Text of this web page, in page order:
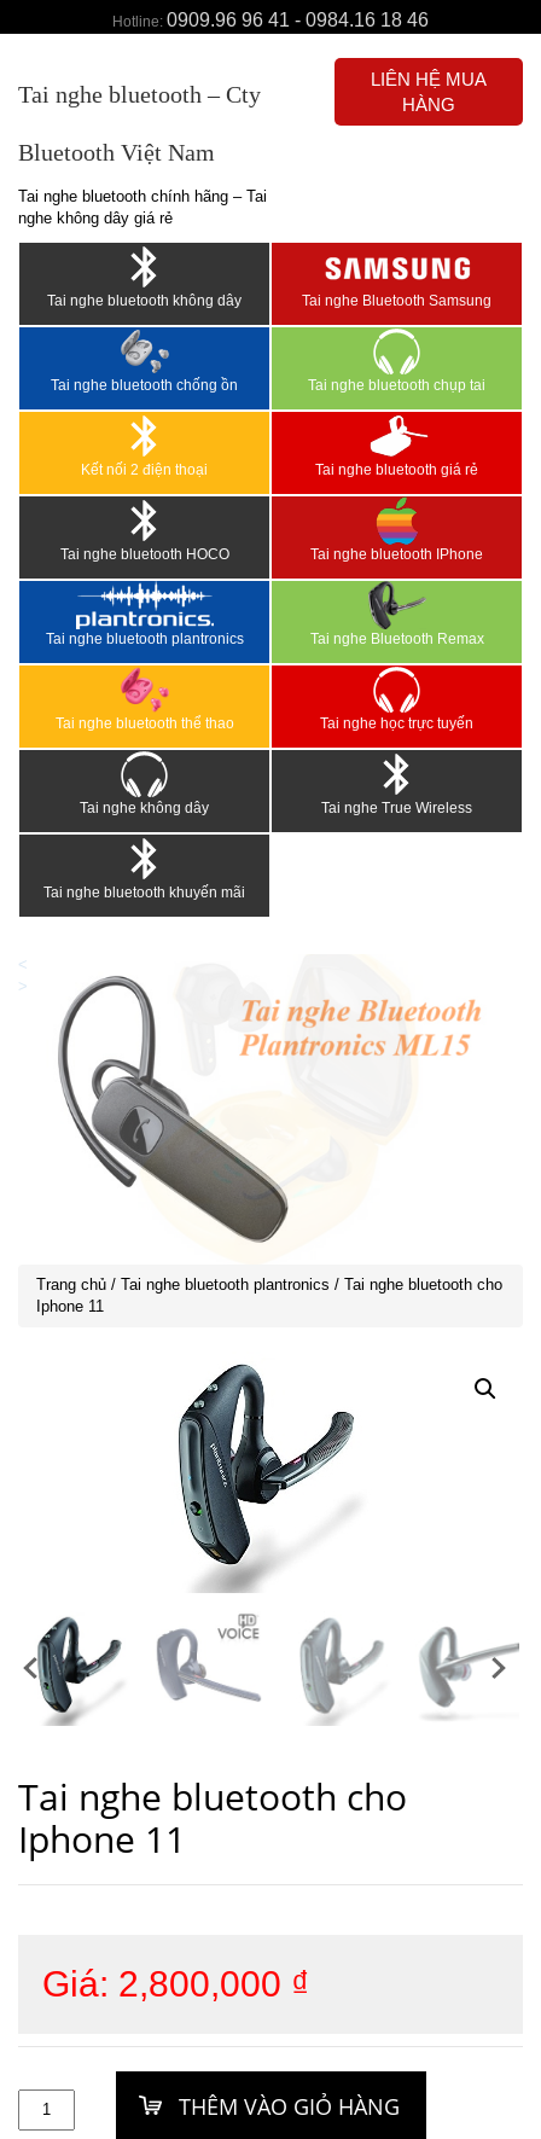
Hotline: 0909.96 96 41 - 0984.16 18 46
Tai nghe bluetooth – Cty
Bluetooth Việt Nam
Tai nghe bluetooth chính hãng – Tai
nghe không dây giá rẻ
LIÊN HỆ MUA
HÀNG
Tai nghe bluetooth không dây Tai nghe Bluetooth Samsung
Tai nghe bluetooth chống ồn Tai nghe bluetooth chụp tai
Kết nối 2 điện thoại Tai nghe bluetooth giá rẻ
Tai nghe bluetooth HOCO Tai nghe bluetooth IPhone
Tai nghe bluetooth plantronics Tai nghe Bluetooth Remax
Tai nghe bluetooth thể thao Tai nghe học trực tuyến
Tai nghe không dây Tai nghe True Wireless
Tai nghe bluetooth khuyến mãi
<
>
Trang chủ / Tai nghe bluetooth plantronics / Tai nghe bluetooth cho
Iphone 11
Tai nghe bluetooth cho
Iphone 11
Giá: 2,800,000 ₫